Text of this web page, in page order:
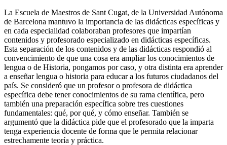
La Escuela de Maestros de Sant Cugat, de la Universidad Autónoma
de Barcelona mantuvo la importancia de las didácticas específicas y
en cada especialidad colaboraban profesores que impartían
contenidos y profesorado especializado en didácticas específicas.
Esta separación de los contenidos y de las didácticas respondió al
convencimiento de que una cosa era ampliar los conocimientos de
lengua o de Historia, pongamos por caso, y otra distinta era aprender
a enseñar lengua o historia para educar a los futuros ciudadanos del
país. Se consideró que un profesor o profesora de didáctica
específica debe tener conocimientos de su rama científica, pero
también una preparación específica sobre tres cuestiones
fundamentales: qué, por qué, y cómo enseñar. También se
argumentó que la didáctica pide que el profesorado que la imparta
tenga experiencia docente de forma que le permita relacionar
estrechamente teoría y práctica.